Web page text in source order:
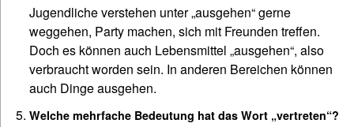
Jugendliche verstehen unter „ausgehen“ gerne
weggehen, Party machen, sich mit Freunden treffen.
Doch es können auch Lebensmittel „ausgehen“, also
verbraucht worden sein. In anderen Bereichen können
auch Dinge ausgehen.
Welche mehrfache Bedeutung hat das Wort „vertreten“?